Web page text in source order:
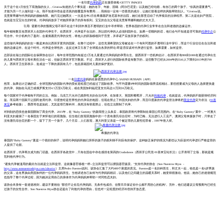
一名印度代孕妈妈正在接受体检-GETTY IMAGES
关于这个在1月份生下双胞胎的女人，Cristina知道的几个事实是：她的名字、年龄、国籍（阿尔巴尼亚）以及她已经结婚，有自己的两个孩子。"你真的需要勇气，
才能为另一个人做到这一点。我不知道补偿金是否真的能覆盖所有费用......我相信一定有一些善意的成分，让她们冒着这样的风险帮助别人。"Cristina说。
克里斯蒂娜与代孕妈妈的接触有限。她只见过她两次：一次是去年2月在希腊塞萨洛尼基市的法院，她们在那里启动了代孕项目的法律程序。第二次是在妇产医院，
也就是当宝宝出生的时候。代孕妈妈放弃了对她所怀孩子的所有权利。宝宝的合法父母是克里斯蒂娜和她的丈夫大卫。
引用: 需要代孕的预期父母不得不在这个利润丰厚且不透明的行业中寻求帮助，世界各国的代孕行业常常在合法和道德的边缘运作。
每年都有数百名西班牙人在国外代孕生子。在西班牙，代孕是不合法的，所以想代孕的人必须到国外去。如果一切顺利的话，他们会与不知道是否可靠的代孕中介公
司合作。中介机构为了盈利，会雇佣愿意代孕的女性，将他人的胚胎移植到子宫里，并承诺产后放弃孩子的权利。
这些做代孕妈妈的妇女一般是来自比西班牙更穷的国家。在整个过程中，这些充满希望的父母被迫在一个有利可图的不透明行业中穿行，而这个行业往往在合法和道
德的边缘运作。在这个时代，代孕是全球性的，这反过来又引发了全球观点各异的辩论-即是否应该对代孕进行监管。如果需要，如何监管。
总部设在瑞士的国际社会保障协会估计，每年全球范围内有超过2万名儿童通过代孕妈妈的孕育出生。据西班牙一些机构估计，在西班牙有800到1000名通过代孕出生
的儿童与西班牙父母长期生活在一起，但缺乏西班牙官方数据。不过，西班牙人进行的国际收养是有数字的，这些数字已经从2004年的5541人下降到2015年的799
人。西班牙卫生部表示，造成这一下降的原因有几个，包括原籍国对儿童的保护更好。
一名印度代孕妈妈在新德里的代孕中心.SAJJAD HUSSAIN（AFP）
然而，如果估计正确的话，全球范围内的国际代孕的受欢迎程度已经超过了国际收养。与平均需要8年时间的国际领养流程相比，那些想要成为父母的人选择更快捷
的代孕。例如在乌克兰或俄罗斯支付4.5万至6万欧元，或在美国加利福尼亚支付高达12万到16万欧元。
每个国家对于代孕都有不同的立法。例如，乌克兰只允许已婚异性夫妇合法代孕。在加拿大、英国和葡萄牙，只允许利他代孕 ，也就是说，代孕妈妈不能获得经济利
益。而后两个国家只让国民使用代孕。印度曾经是世界性的代孕目的地国，但现在禁止了外国夫妇的代孕，而且印度新的代孕监管法律将把商业代孕定为非法（ 91喜
来宝参考链接）。墨西哥也是如此，尤其是塔巴斯科州，虽然没有彻底禁止，但也立法限制了代孕。
对剥削的恐惧也使泰国限制了商业代孕。2015年，在 "Baby Gammy "的新闻登上头条后，泰国政府将代孕限制在泰国公民范围内。在“Baby Gammy”案中，一对澳大
利亚夫妇雇佣了一名泰国女子来怀他们的双胞胎。但当他们发现双胞胎中的一个患有唐氏综合症时，为时已晚，无法进行人工流产。澳洲父母来接孩子时，只带走了
没有唐氏综合症的那一个，留下了另一个孩子。几个月后，人们发现，澳大利亚父亲是一个被定罪的儿童性犯罪者，1997年曾入狱。
希腊的代孕法
泰国的“Baby Gammy”案是一个很好的例子，说明代孕妈妈和她们所怀的孩子的权利得不到应有的保护。这种缺乏保护的情况为那些认为应该对代孕进行严格监管的
人提供了论据。
在西班牙，代孕再次成为热门话题。在西班牙各政党中，只有在国会中存在感排名第四的Ciudadanos（西班牙公民党-91喜来宝站长注）公开表明了立场，那就是规
范利他代孕行为。
"避免代孕被滥用的最好办法就是立法和监管。这就像器官移植一样--立法和监管可以摆脱器官贩卖。"支持代孕的协会（Son Nuestros Hijos -
http://www.sonnuestroshijos.com/ideario/ ）主席Pedro Fuentes说到。该协会汇集了大约400个家庭的意见。Fuentes是一名妇科医生，和丈夫一起，他也是一名6岁男孩
的父亲，这名男孩由美国加州的一位代孕妈妈所生。当他讲述自己如何与代孕妈妈相识，以及他们之间建立的温暖关系时，她变得很激动。他说，她自己的道德规范
也指导了整个代孕过程，因为她决定用自己的身体作为代孕妈妈来帮助一对同性恋夫妇。
该协会本身有一套道德准则，建议不要相信 "那些不让你见代孕妈妈、无条件包成功、信誓旦旦保证你什么都不用担心的机构"。另外，他们还建议父母预期与已经生
过孩子的女性合作。Son Nuestros Hijos协会还提出了利他代孕的理由，但也对一定程度的经济补偿持开放态度。